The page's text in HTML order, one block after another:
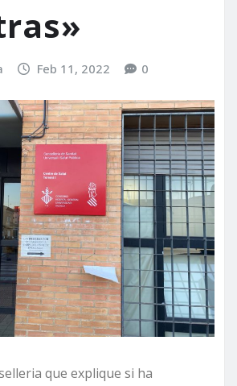
Feb 11, 2022 0
que explique si ha